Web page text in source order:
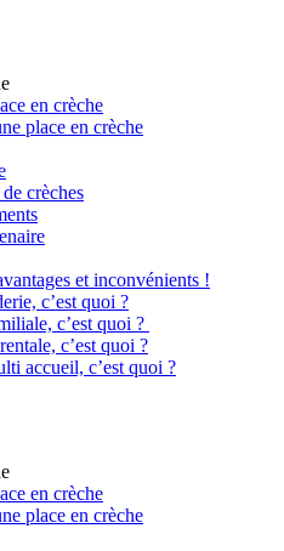
en crèche
place en crèche
crèches
et inconvénients !
c’est quoi ?
c’est quoi ?
c’est quoi ?
accueil, c’est quoi ?
en crèche
place en crèche